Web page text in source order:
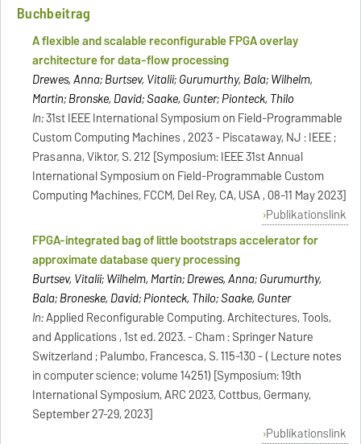
Buchbeitrag
A flexible and scalable reconfigurable FPGA overlay
architecture for data-flow processing
Drewes, Anna; Burtsev, Vitalii; Gurumurthy, Bala; Wilhelm,
Martin; Bronske, David; Saake, Gunter; Pionteck, Thilo
In:31st IEEE International Symposium on Field-Programmable
Custom Computing Machines , 2023 - Piscataway, NJ : IEEE ;
Prasanna, Viktor, S. 212 [Symposium: IEEE 31st Annual
International Symposium on Field-Programmable Custom
Computing Machines, FCCM, Del Rey, CA, USA , 08-11 May 2023]
Publikationslink
FPGA-integrated bag of little bootstraps accelerator for
approximate database query processing
Burtsev, Vitalii; Wilhelm, Martin; Drewes, Anna; Gurumurthy,
Bala; Broneske, David; Pionteck, Thilo; Saake, Gunter
In:Applied Reconfigurable Computing. Architectures, Tools,
and Applications , 1st ed. 2023. - Cham : Springer Nature
Switzerland ; Palumbo, Francesca, S. 115-130 - ( Lecture notes
in computer science; volume 14251) [Symposium: 19th
International Symposium, ARC 2023, Cottbus, Germany,
September 27-29, 2023]
Publikationslink